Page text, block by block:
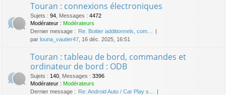
Touran : connexions électroniques
Sujets : 94 Messages : 4472
Modérateur : Modérateurs
Dernier message : Re: Boitier additionnels, com…
par louna_vautier47 , 16 déc. 2025, 16:51
Touran : tableau de bord, commandes et
ordinateur de bord : ODB
Sujets : 140 Messages : 3396
Modérateur : Modérateurs
Dernier message : Re: Android Auto / Car Play s…